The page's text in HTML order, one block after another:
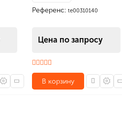
Референс: te00310140
Цена по запросу
В корзину